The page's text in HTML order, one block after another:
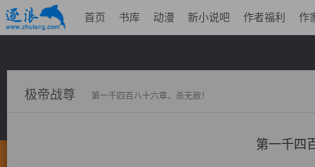
首页 书库 动漫 新小说吧 作者福利 作
极帝战尊 第一千四百八十六章、杀无赦！
第一千四